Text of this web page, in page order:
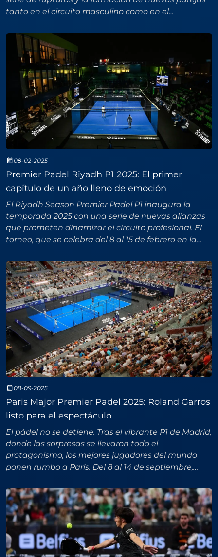
tanto en el circuito masculino como en el
diez mejores par
08-02-2025
Premier Padel Riyadh P1 2025: El primer
capítulo de un año lleno de emoción
El Riyadh Season Premier Padel P1 inaugura la
temporada 2025 con una serie de nuevas alianzas
que prometen dinamizar el circuito profesional. El
torneo, que se celebra del 8 al 15 de febrero en la
debut
08-09-2025
Paris Major Premier Padel 2025: Roland Garros
listo para el espectáculo
El pádel no se detiene. Tras el vibrante P1 de Madrid,
donde las sorpresas se llevaron todo el
protagonismo, los mejores jugadores del mundo
ponen rumbo a París. Del 8 al 14 de septiembre,
la tempo